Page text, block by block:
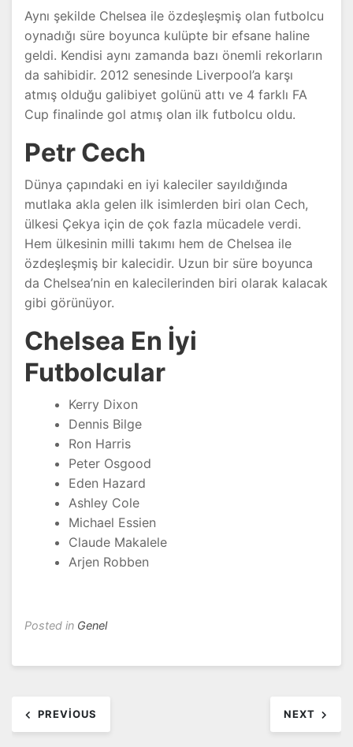
Aynı şekilde Chelsea ile özdeşleşmiş olan futbolcu
oynadığı süre boyunca kulüpte bir efsane haline
geldi. Kendisi aynı zamanda bazı önemli rekorların
da sahibidir. 2012 senesinde Liverpool’a karşı
atmış olduğu galibiyet golünü attı ve 4 farklı FA
Cup finalinde gol atmış olan ilk futbolcu oldu.
Petr Cech
Dünya çapındaki en iyi kaleciler sayıldığında
mutlaka akla gelen ilk isimlerden biri olan Cech,
ülkesi Çekya için de çok fazla mücadele verdi.
Hem ülkesinin milli takımı hem de Chelsea ile
özdeşleşmiş bir kalecidir. Uzun bir süre boyunca
da Chelsea’nin en kalecilerinden biri olarak kalacak
gibi görünüyor.
Chelsea En İyi
Futbolcular
Kerry Dixon
Dennis Bilge
Ron Harris
Peter Osgood
Eden Hazard
Ashley Cole
Michael Essien
Claude Makalele
Arjen Robben
Posted in Genel
dolaşımı
PREVIOUS NEXT